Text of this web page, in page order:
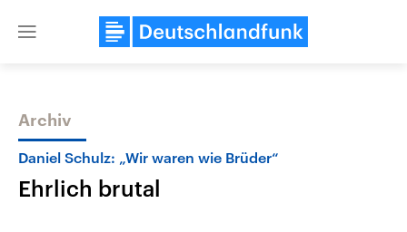
Close
Themen
Archiv
Daniel Schulz: „Wir waren wie Brüder“
Ehrlich brutal